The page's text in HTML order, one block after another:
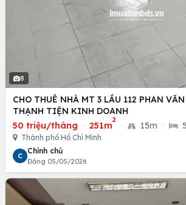
8
CHO THUÊ NHÀ MT 3 LẦU 112 PHAN
THẠNH TIỆN KINH DOANH
50 triệu/tháng · 251m
2
· 15m · 5
Thành phố Hồ Chí Minh
C
Chính chủ
Đăng 05/05/2026